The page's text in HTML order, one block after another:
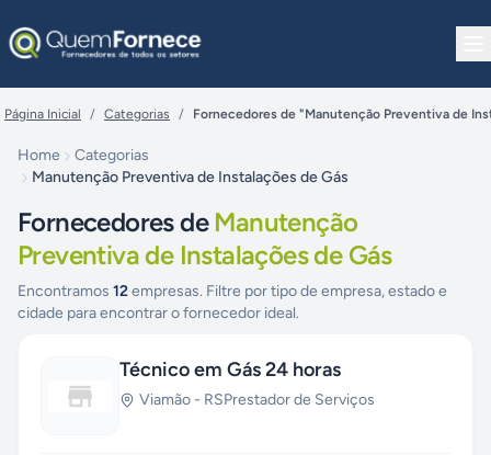
Página Inicial / Categorias / Fornecedores de "Manutenção Preventiva de
Home
Categorias
Manutenção Preventiva de Instalações de Gás
Fornecedores de Manutenção
Preventiva de Instalações de Gás
Encontramos 12empresas. Filtre por tipo de empresa, estado e
cidade para encontrar o fornecedor ideal.
Técnico em Gás 24 horas
Viamão - RSPrestador de Serviços